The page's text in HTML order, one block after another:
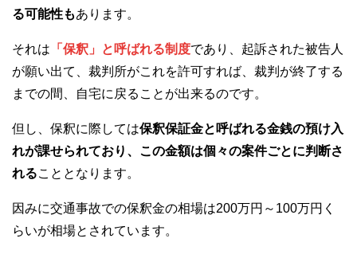
る可能性もあります。
それは 「保釈」と呼ばれる制度であり、起訴された被告人
が願い出て、裁判所がこれを許可すれば、裁判が終了する
までの間、自宅に戻ることが出来るのです。
但し、保釈に際しては保釈保証金と呼ばれる金銭の預け入
れが課せられており、この金額は個々の案件ごとに判断さ
れることとなります。
因みに交通事故での保釈金の相場は200万円～100万円く
らいが相場とされています。